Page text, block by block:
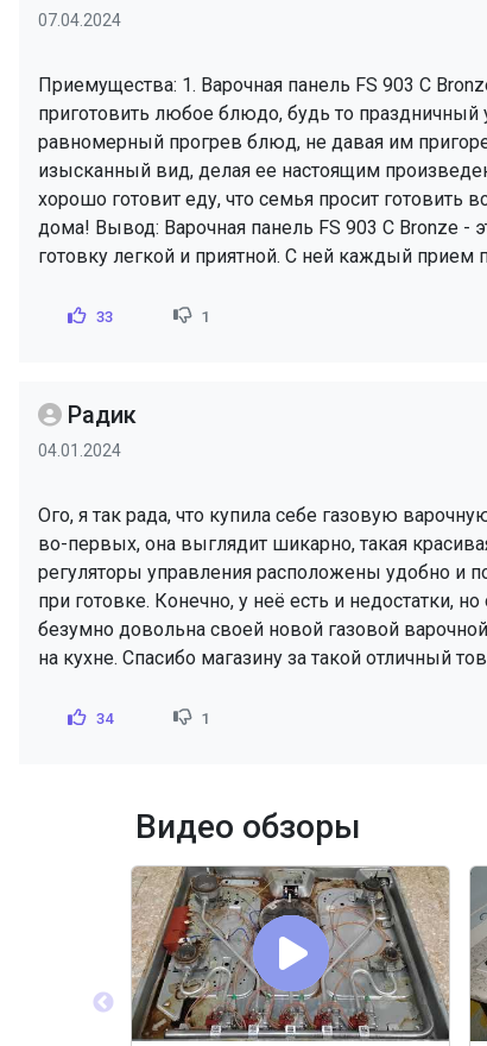
07.04.2024
Приемущества: 1. Варочная панель FS 903 C
приготовить любое блюдо, будь то праздничный
равномерный прогрев блюд, не давая им
изысканный вид, делая ее настоящим
хорошо готовит еду, что семья просит готовить
дома! Вывод: Варочная панель FS 903 C Bronze -
готовку легкой и приятной. С ней каждый
33 1
Радик
04.01.2024
Ого, я так рада, что купила себе газовую
во-первых, она выглядит шикарно, такая
регуляторы управления расположены удобно и
при готовке. Конечно, у неё есть и недостатки,
безумно довольна своей новой газовой
на кухне. Спасибо магазину за такой отличный
34 1
Видео обзоры